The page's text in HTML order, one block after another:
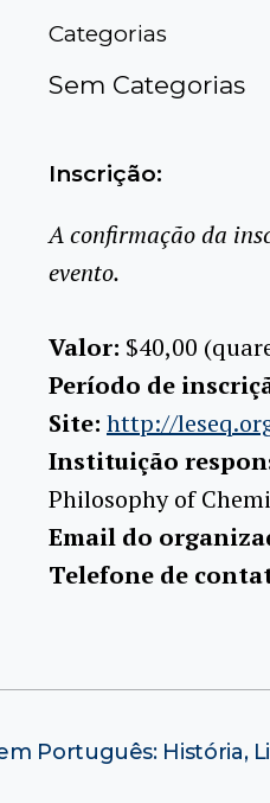
Categorias
Sem Categorias
Inscrição:
A confirmação da
evento.
Valor: $40,00
Período de
Site: http://
Instituição
Philosophy of
Email do
Telefone de
Português: História,